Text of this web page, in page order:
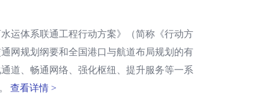
运体系联通工程行动方案》（简称《行动方
网规划纲要和全国港口与航道布局规划的有
道、畅通网络、强化枢纽、提升服务等一系
查看详情 >